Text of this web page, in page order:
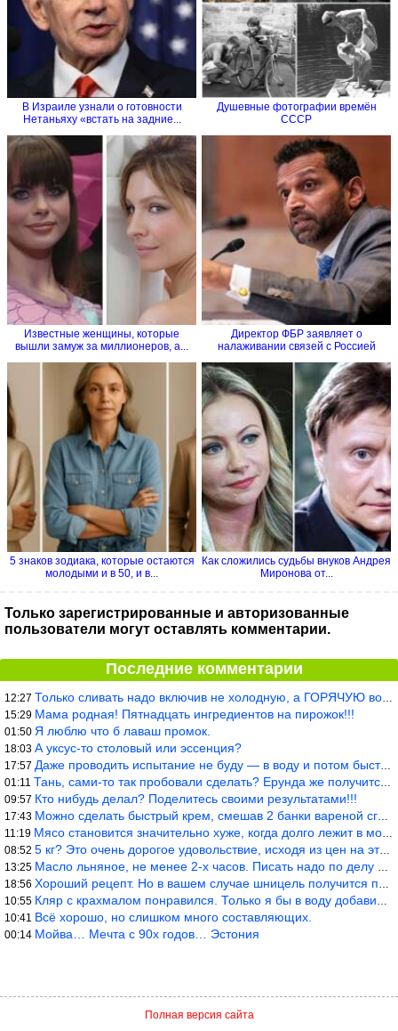
В Израиле узнали о готовности
Нетаньяху «встать на задние...
Душевные фотографии времён
СССР
Известные женщины, которые
вышли замуж за миллионеров, а...
Директор ФБР заявляет о
налаживании связей с Россией
5 знаков зодиака, которые остаются
молодыми и в 50, и в...
Как сложились судьбы внуков Андрея
Миронова от...
Только зарегистрированные и авторизованные
пользователи могут оставлять комментарии.
Последние комментарии
12:27 Только сливать надо включив не холодную, а ГОРЯЧУЮ воду. Трубы в
15:29 Мама родная! Пятнадцать ингредиентов на пирожок!!!
01:50 Я люблю что б лаваш промок.
18:03 А уксус-то столовый или эссенция?
17:57 Даже проводить испытание не буду — в воду и потом быстро в раска
01:11 Тань, сами-то так пробовали сделать? Ерунда же получится. Нет, с
09:57 Кто нибудь делал? Поделитесь своими результатами!!!
17:43 Можно сделать быстрый крем, смешав 2 банки вареной сгущенки со с
11:19 Мясо становится значительно хуже, когда долго лежит в морозилке
08:52 5 кг? Это очень дорогое удовольствие, исходя из цен на эту ягоду
13:25 Масло льняное, не менее 2-х часов. Писать надо по делу и подробн
18:56 Хороший рецепт. Но в вашем случае шницель получится парено-варен
10:55 Кляр с крахмалом понравился. Только я бы в воду добавил бы молок
10:41 Всё хорошо, но слишком много составляющих.
00:14 Мойва… Мечта с 90х годов… Эстония
Полная версия сайта